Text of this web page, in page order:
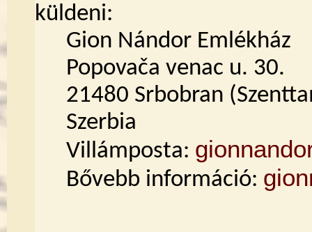
küldeni:
Gion Nándor Emlékház
Popovača venac u. 30.
21480 Srbobran
Szerbia
Villámposta:
Bővebb információ: